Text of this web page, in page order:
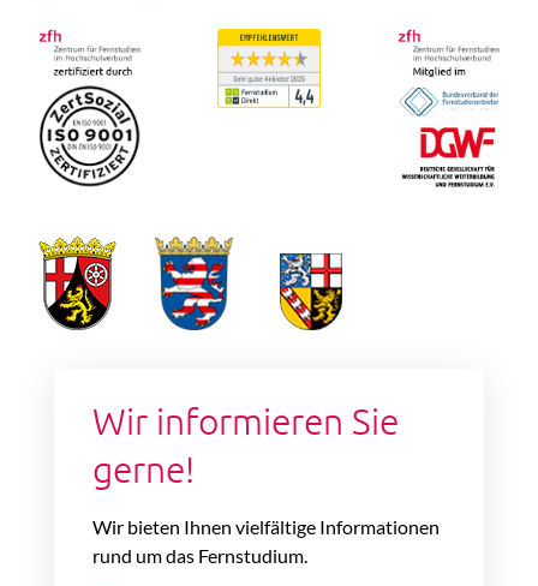
Wir informieren Sie
gerne!
Wir bieten Ihnen vielfältige Informationen
rund um das Fernstudium.